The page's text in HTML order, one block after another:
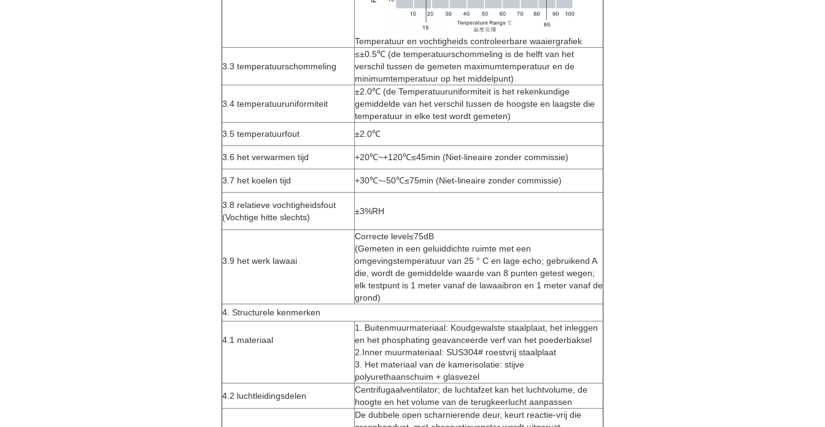
Temperatuur en vochtigheids controleerbare waaiergrafiek
3.3 temperatuurschommeling
≤±0.5℃ (de temperatuurschommeling is de helft van het
verschil tussen de gemeten maximumtemperatuur en de
minimumtemperatuur op het middelpunt)
3.4 temperatuuruniformiteit
±2.0℃ (de Temperatuuruniformiteit is het rekenkundige
gemiddelde van het verschil tussen de hoogste en laagste die
temperatuur in elke test wordt gemeten)
3.5 temperatuurfout
±2.0℃
3.6 het verwarmen tijd +20℃~+120℃≤45min (Niet-lineaire zonder commissie)
3.7 het koelen tijd +30℃~-50℃≤75min (Niet-lineaire zonder commissie)
3.8 relatieve vochtigheidsfout
(Vochtige hitte slechts)
±3%RH
3.9 het werk lawaai
Correcte level≤75dB
(Gemeten in een geluiddichte ruimte met een
omgevingstemperatuur van 25 ° C en lage echo; gebruikend A
die, wordt de gemiddelde waarde van 8 punten getest wegen;
elk testpunt is 1 meter vanaf de lawaaibron en 1 meter vanaf de
grond)
4. Structurele kenmerken
4.1 materiaal
1. Buitenmuurmateriaal: Koudgewalste staalplaat, het inleggen
en het phosphating geavanceerde verf van het poederbaksel
2.Inner muurmateriaal: SUS304# roestvrij staalplaat
3. Het materiaal van de kamerisolatie: stijve
polyurethaanschuim + glasvezel
4.2 luchtleidingsdelen
Centrifugaalventilator; de luchtafzet kan het luchtvolume, de
hoogte en het volume van de terugkeerlucht aanpassen
De dubbele open scharnierende deur, keurt reactie-vrij die